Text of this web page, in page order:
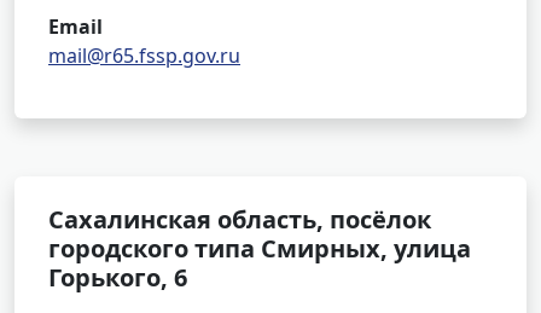
Email
mail@r65.fssp.gov.ru
Сахалинская область, посёлок
городского типа Смирных, улица
Горького, 6